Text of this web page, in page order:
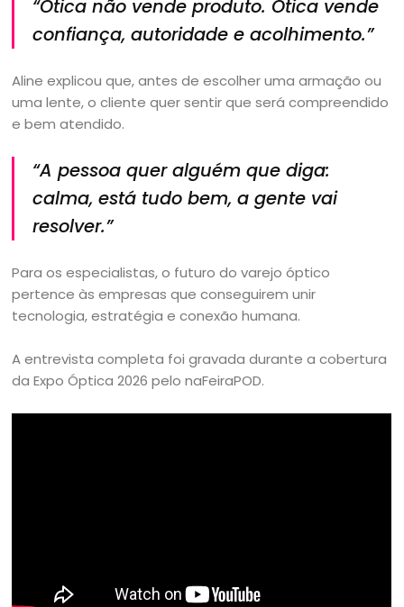
“Ótica não vende produto. Ótica vende
confiança, autoridade e acolhimento.”
Aline explicou que, antes de escolher uma armação ou
uma lente, o cliente quer sentir que será compreendido
e bem atendido.
“A pessoa quer alguém que diga:
calma, está tudo bem, a gente vai
resolver.”
Para os especialistas, o futuro do varejo óptico
pertence às empresas que conseguirem unir
tecnologia, estratégia e conexão humana.
A entrevista completa foi gravada durante a cobertura
da Expo Óptica 2026 pelo naFeiraPOD.